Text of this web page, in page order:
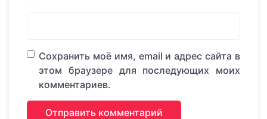
Сохранить моё имя, email и адрес сайта в
этом браузере для последующих моих
комментариев.